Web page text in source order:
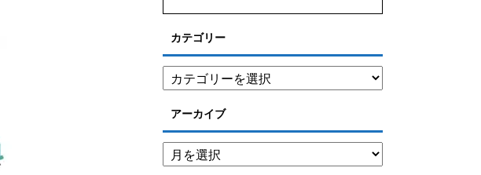
カテゴリー
アーカイブ